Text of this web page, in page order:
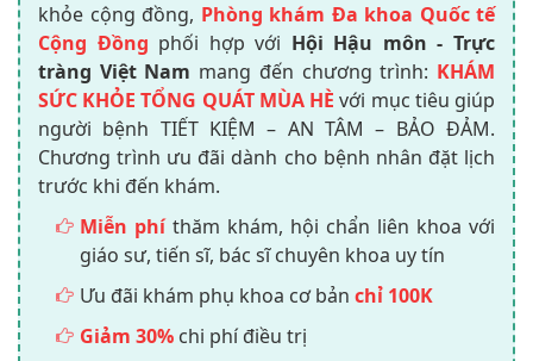
khỏe cộng đồng, Phòng khám Đa khoa Quốc tế
Cộng Đồng phối hợp với Hội Hậu môn - Trực
tràng Việt Nam mang đến chương trình: KHÁM
SỨC KHỎE TỔNG QUÁT MÙA HÈ với mục tiêu giúp
người bệnh TIẾT KIỆM – AN TÂM – BẢO ĐẢM.
Chương trình ưu đãi dành cho bệnh nhân đặt lịch
trước khi đến khám.
Miễn phíthăm khám, hội chẩn liên khoa với
giáo sư, tiến sĩ, bác sĩ chuyên khoa uy tín
Ưu đãi khám phụ khoa cơ bản chỉ 100K
Giảm 30% chi phí điều trị